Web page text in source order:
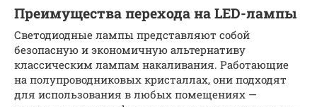
Преимущества перехода на LED-лампы
Светодиодные лампы представляют собой
безопасную и экономичную альтернативу
классическим лампам накаливания. Работающие
на полупроводниковых кристаллах, они подходят
для использования в любых помещениях —